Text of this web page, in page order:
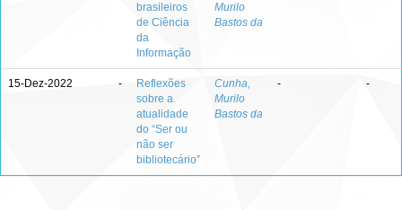
brasileiros
de Ciência
da
Informação
Murilo
Bastos da
15-Dez-2022 -
Reflexões
sobre a
atualidade
do “Ser ou
não ser
bibliotecário”
Cunha,
Murilo
Bastos da
- -